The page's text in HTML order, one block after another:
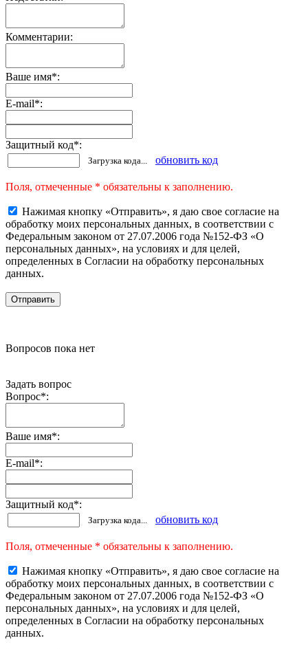
Комментарии:
Ваше имя*:
E-mail*:
Защитный код*:
Загрузка кода... обновить код
Поля, отмеченные * обязательны к заполнению.
Нажимая кнопку «Отправить», я даю свое согласие на
обработку моих персональных данных, в соответствии с
Федеральным законом от 27.07.2006 года №152-ФЗ «О
персональных данных», на условиях и для целей,
определенных в Согласии на обработку персональных
данных.
Вопросов пока нет
Задать вопрос
Вопрос*:
Ваше имя*:
E-mail*:
Защитный код*:
Загрузка кода... обновить код
Поля, отмеченные * обязательны к заполнению.
Нажимая кнопку «Отправить», я даю свое согласие на
обработку моих персональных данных, в соответствии с
Федеральным законом от 27.07.2006 года №152-ФЗ «О
персональных данных», на условиях и для целей,
определенных в Согласии на обработку персональных
данных.